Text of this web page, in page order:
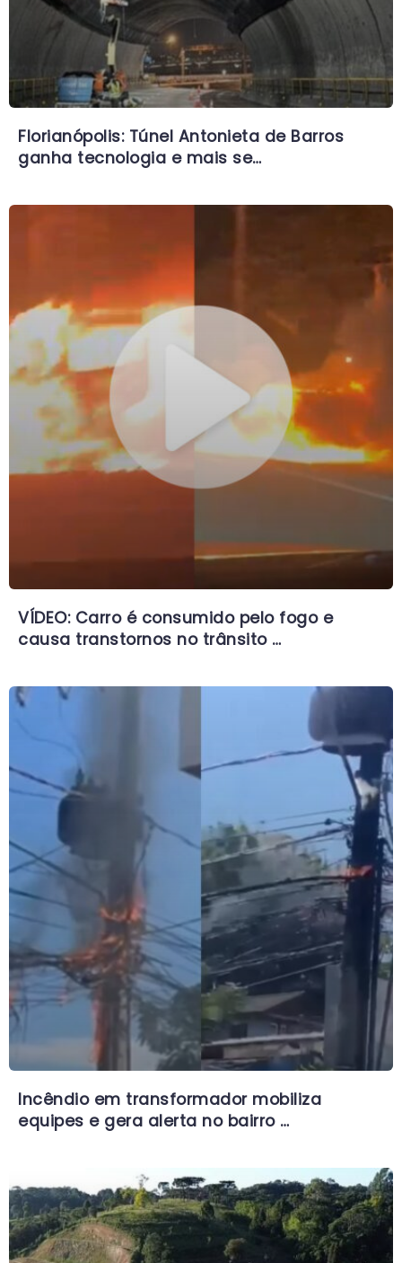
Florianópolis: Túnel Antonieta de Barros
ganha tecnologia e mais se…
VÍDEO: Carro é consumido pelo fogo e
causa transtornos no trânsito …
Incêndio em transformador mobiliza
equipes e gera alerta no bairro …